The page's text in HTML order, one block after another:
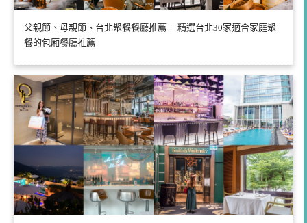
父親節、母親節、台北聚餐餐廳推薦｜ 精選台北30家適合家庭聚
餐的包廂餐廳推薦